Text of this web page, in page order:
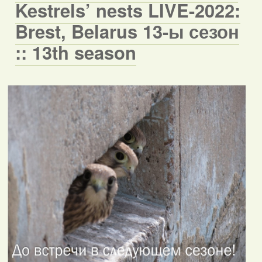
Kestrels’ nests LIVE-2022:
Brest, Belarus 13-ы сезон
:: 13th season